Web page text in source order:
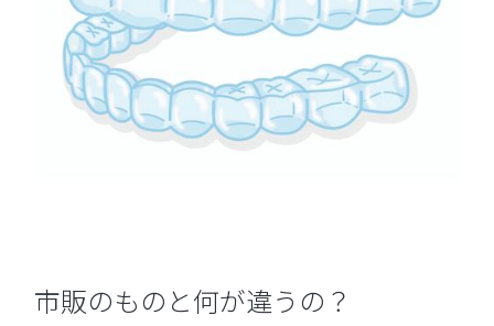
市販のものと何が違うの？